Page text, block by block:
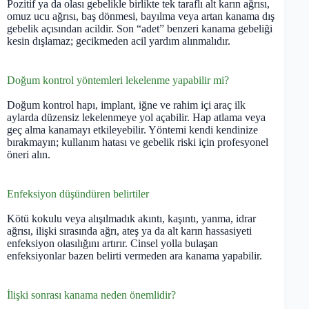
Pozitif ya da olası gebelikle birlikte tek taraflı alt karın ağrısı,
omuz ucu ağrısı, baş dönmesi, bayılma veya artan kanama dış
gebelik açısından acildir. Son “adet” benzeri kanama gebeliği
kesin dışlamaz; gecikmeden acil yardım alınmalıdır.
Doğum kontrol yöntemleri lekelenme yapabilir mi?
Doğum kontrol hapı, implant, iğne ve rahim içi araç ilk
aylarda düzensiz lekelenmeye yol açabilir. Hap atlama veya
geç alma kanamayı etkileyebilir. Yöntemi kendi kendinize
bırakmayın; kullanım hatası ve gebelik riski için profesyonel
öneri alın.
Enfeksiyon düşündüren belirtiler
Kötü kokulu veya alışılmadık akıntı, kaşıntı, yanma, idrar
ağrısı, ilişki sırasında ağrı, ateş ya da alt karın hassasiyeti
enfeksiyon olasılığını artırır. Cinsel yolla bulaşan
enfeksiyonlar bazen belirti vermeden ara kanama yapabilir.
İlişki sonrası kanama neden önemlidir?